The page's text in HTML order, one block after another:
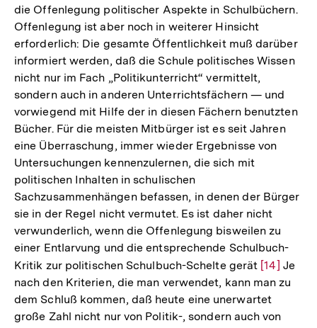
die Offenlegung politischer Aspekte in Schulbüchern.
Offenlegung ist aber noch in weiterer Hinsicht
erforderlich: Die gesamte Öffentlichkeit muß darüber
informiert werden, daß die Schule politisches Wissen
nicht nur im Fach „Politikunterricht“ vermittelt,
sondern auch in anderen Unterrichtsfächern — und
vorwiegend mit Hilfe der in diesen Fächern benutzten
Bücher. Für die meisten Mitbürger ist es seit Jahren
eine Überraschung, immer wieder Ergebnisse von
Untersuchungen kennenzulernen, die sich mit
politischen Inhalten in schulischen
Sachzusammenhängen befassen, in denen der Bürger
sie in der Regel nicht vermutet. Es ist daher nicht
verwunderlich, wenn die Offenlegung bisweilen zu
einer Entlarvung und die entsprechende Schulbuch-
Kritik zur politischen Schulbuch-Schelte gerät Zur
Auflösung
der
Fußnote
[14] Je
nach den Kriterien, die man verwendet, kann man zu
dem Schluß kommen, daß heute eine unerwartet
große Zahl nicht nur von Politik-, sondern auch von